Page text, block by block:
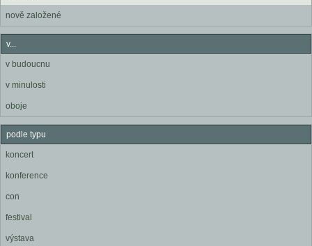
nově založené
v...
v budoucnu
v minulosti
oboje
podle typu
koncert
konference
con
festival
výstava